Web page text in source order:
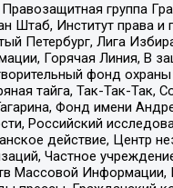
группа
Штаб, Институт права
Петербург, Лига
Горячая Линия, В
фонд
тайга, Так-Так-Так,
Фонд имени
Российский
действие, Центр
Частное
Массовой Информации,